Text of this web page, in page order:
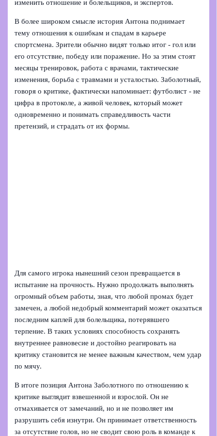
изменить отношение и болельщиков, и экспертов.
В более широком смысле история Антона поднимает
тему отношения к ошибкам и спадам в карьере
спортсмена. Зрители обычно видят только итог - гол или
его отсутствие, победу или поражение. Но за этим стоят
месяцы тренировок, работа с врачами, тактические
изменения, борьба с травмами и усталостью. Заболотный,
говоря о критике, фактически напоминает: футболист - не
цифра в протоколе, а живой человек, который может
одновременно и понимать справедливость части
претензий, и страдать от их формы.
Для самого игрока нынешний сезон превращается в
испытание на прочность. Нужно продолжать выполнять
огромный объем работы, зная, что любой промах будет
замечен, а любой недобрый комментарий может оказаться
последним каплей для болельщика, потерявшего
терпение. В таких условиях способность сохранять
внутреннее равновесие и достойно реагировать на
критику становится не менее важным качеством, чем удар
по мячу.
В итоге позиция Антона Заболотного по отношению к
критике выглядит взвешенной и взрослой. Он не
отмахивается от замечаний, но и не позволяет им
разрушить себя изнутри. Он принимает ответственность
за отсутствие голов, но не сводит свою роль в команде к